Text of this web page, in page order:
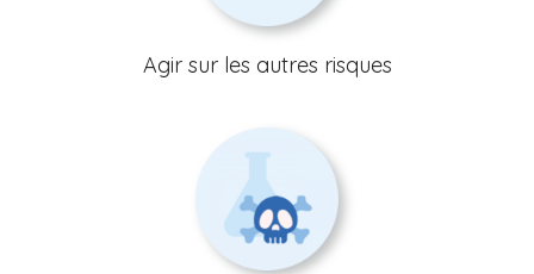
Agir sur les autres risques